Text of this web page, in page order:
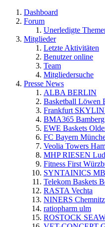
Dashboard
Forum
Unerledigte
Mitglieder
Letzte Aktivitäten
Benutzer online
Team
Mitgliedersuche
Presse News
ALBA BERLIN
Basketball Löwen
Frankfurt
BMA365 Bamberg
EWE Baskets
FC Bayern
Veolia Towers
MHP RIESEN
Fitness First
SYNTAINICS
Telekom Baskets
RASTA Vechta
NINERS Chemnitz
ratiopharm ulm
ROSTOCK